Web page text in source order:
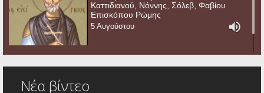
Καττιδιανού, Νόννης, Σόλεβ, Φαβίου
Επισκόπου Ρώμης
5 Αυγούστου
Νέα βίντεο